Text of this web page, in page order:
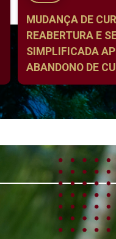
MUDANÇA DE
REABERTURA E
SIMPLIFICADA
ABANDONO DE